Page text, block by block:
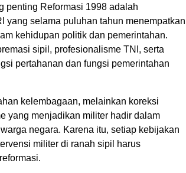
penting Reformasi 1998 adalah
yang selama puluhan tahun menempatkan
kehidupan politik dan pemerintahan.
sipil, profesionalisme TNI, serta
pertahanan dan fungsi pemerintahan
kelembagaan, melainkan koreksi
yang menjadikan militer hadir dalam
negara. Karena itu, setiap kebijakan
militer di ranah sipil harus